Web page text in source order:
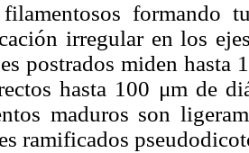
formando
irregular en los
postrados miden hasta
hasta 100 μm de
maduros son
ramificados